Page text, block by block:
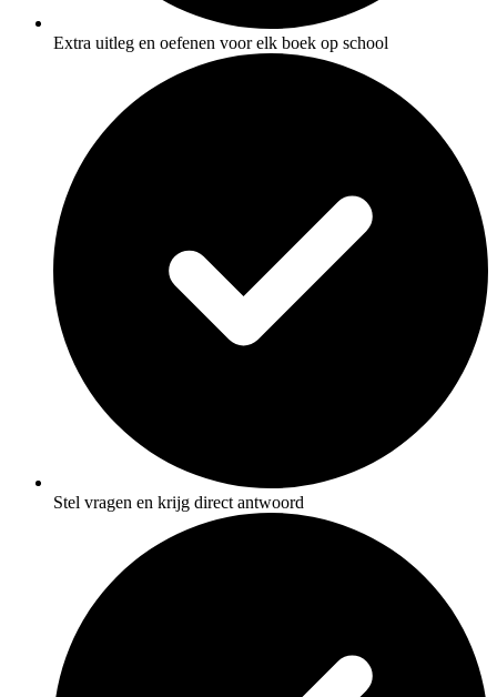
Extra uitleg en oefenen voor elk boek op school
Stel vragen en krijg direct antwoord